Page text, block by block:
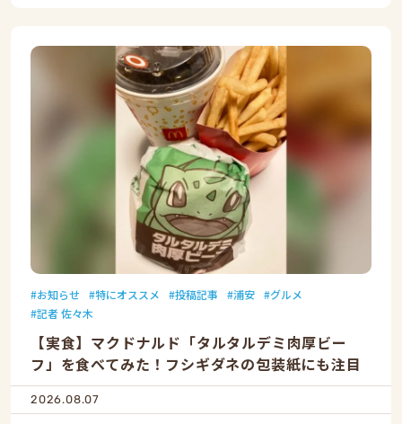
お知らせ 特にオススメ 投稿記事 浦安
グルメ
記者 佐々木
【実食】マクドナルド「タルタルデミ肉厚ビー
フ」を食べてみた！フシギダネの包装紙にも注目
2026.08.07